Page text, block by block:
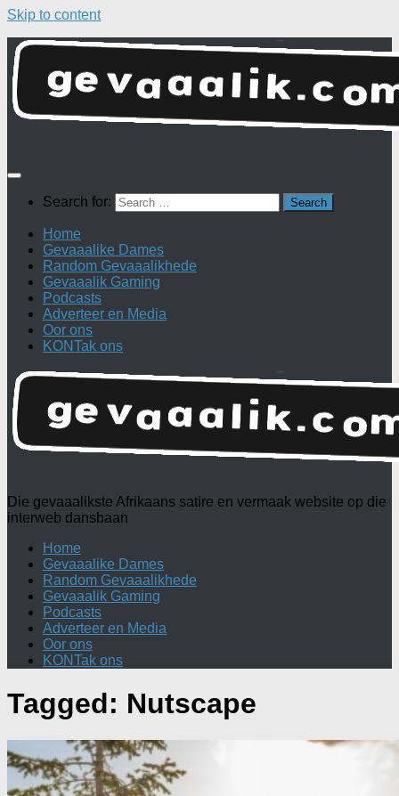
Skip to content
Search for:
Home
Gevaaalike Dames
Random Gevaaalikhede
Gevaaalik Gaming
Podcasts
Adverteer en Media
Oor ons
KONTak ons
Die gevaaalikste Afrikaans satire en vermaak website op die
interweb dansbaan
Home
Gevaaalike Dames
Random Gevaaalikhede
Gevaaalik Gaming
Podcasts
Adverteer en Media
Oor ons
KONTak ons
Tagged: Nutscape